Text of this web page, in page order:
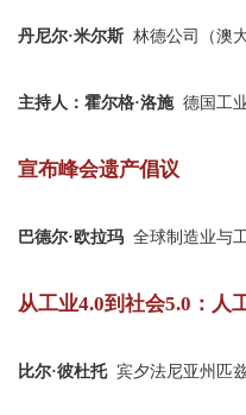
丹尼尔·米尔斯 林德公司（澳
主持人：霍尔格·洛施 德国工
宣布峰会遗产倡议
巴德尔·欧拉玛 全球制造业与
从工业4.0到社会5.0：人
比尔·彼杜托 宾夕法尼亚州匹